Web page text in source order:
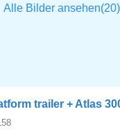
trailer + Atlas